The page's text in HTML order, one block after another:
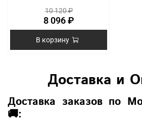
10 120 ₽
8 096 ₽
В корзину
Доставка и
Доставка заказов по
🚚: